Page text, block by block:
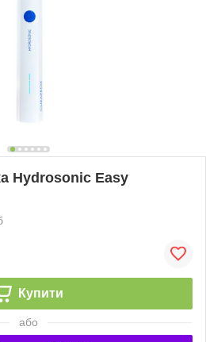
Hydrosonic Easy
Купити
або